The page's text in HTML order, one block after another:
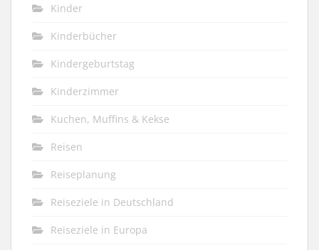
Kinder
Kinderbücher
Kindergeburtstag
Kinderzimmer
Kuchen, Muffins & Kekse
Reisen
Reiseplanung
Reiseziele in Deutschland
Reiseziele in Europa